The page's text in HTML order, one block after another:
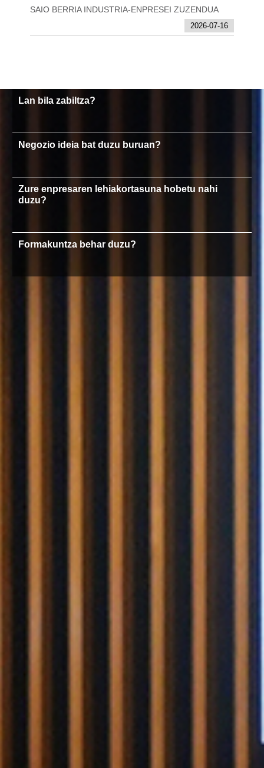
SAIO BERRIA INDUSTRIA-ENPRESEI ZUZENDUA
2026-07-16
Lan bila zabiltza?
Negozio ideia bat duzu buruan?
Zure enpresaren lehiakortasuna hobetu nahi
duzu?
Formakuntza behar duzu?